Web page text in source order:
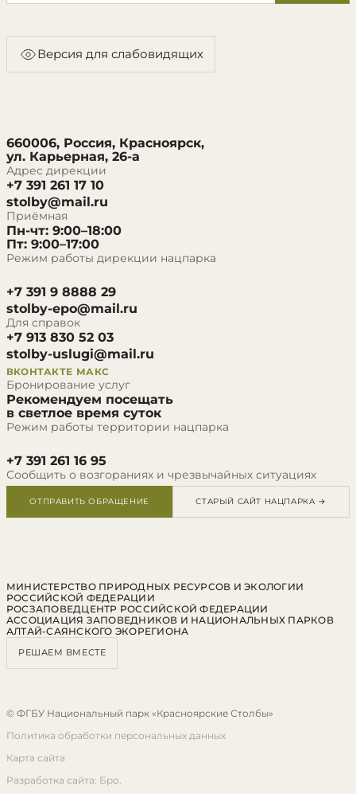
Версия для слабовидящих
660006, Россия, Красноярск,
ул. Карьерная, 26-а
Адрес дирекции
+7 391 261 17 10
stolby@mail.ru
Приёмная
Пн-чт: 9:00–18:00
Пт: 9:00–17:00
Режим работы дирекции нацпарка
+7 391 9 8888 29
stolby-epo@mail.ru
Для справок
+7 913 830 52 03
stolby-uslugi@mail.ru
ВКОНТАКТЕ МАКС
Бронирование услуг
Рекомендуем посещать
в светлое время суток
Режим работы территории нацпарка
+7 391 261 16 95
Сообщить о возгораниях и чрезвычайных ситуациях
ОТПРАВИТЬ ОБРАЩЕНИЕ СТАРЫЙ САЙТ НАЦПАРКА →
МИНИСТЕРСТВО ПРИРОДНЫХ РЕСУРСОВ И ЭКОЛОГИИ
РОССИЙСКОЙ ФЕДЕРАЦИИ
РОСЗАПОВЕДЦЕНТР РОССИЙСКОЙ ФЕДЕРАЦИИ
АССОЦИАЦИЯ ЗАПОВЕДНИКОВ И НАЦИОНАЛЬНЫХ ПАРКОВ
АЛТАЙ-САЯНСКОГО ЭКОРЕГИОНА
РЕШАЕМ ВМЕСТЕ
© ФГБУ Национальный парк «Красноярские Столбы»
Политика обработки персональных данных
Карта сайта
Разработка сайта: Бро.